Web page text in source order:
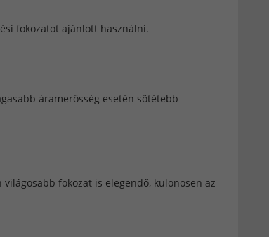
fokozatot ajánlott használni.
áramerősség esetén sötétebb
fokozat is elegendő, különösen az